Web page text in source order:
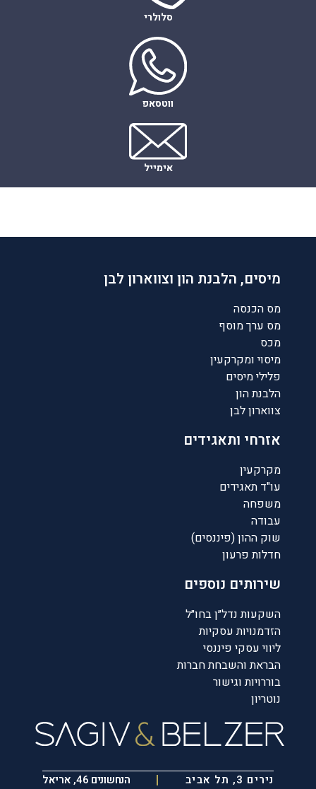
סלולרי
ווטסאפ
אימייל
מיסים, הלבנת הון וצווארון לבן
מס הכנסה
מס ערך מוסף
מכס
מיסוי ומקרקעין
פלילי מיסים
הלבנת הון
צווארון לבן
אזרחי ותאגידים
מקרקעין
עו"ד תאגידים
משפחה
עבודה
שוק ההון (פיננסים)
חדלות פרעון
שירותים נוספים
השקעות נדל״ן בחו״ל
הזדמנויות עסקיות
ליווי עסקי פיננסי
הבראת והשבחת חברות
בוררויות וגישור
נוטריון
נירים 3, תל אביב הנחשונים 46, אריאל